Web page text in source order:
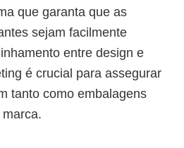
que garanta que as
sejam facilmente
entre design e
é crucial para assegurar
tanto como embalagens